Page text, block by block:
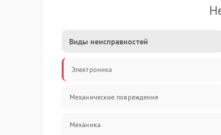
Виды неисправностей
Электроника
Механические повреждения
Механика